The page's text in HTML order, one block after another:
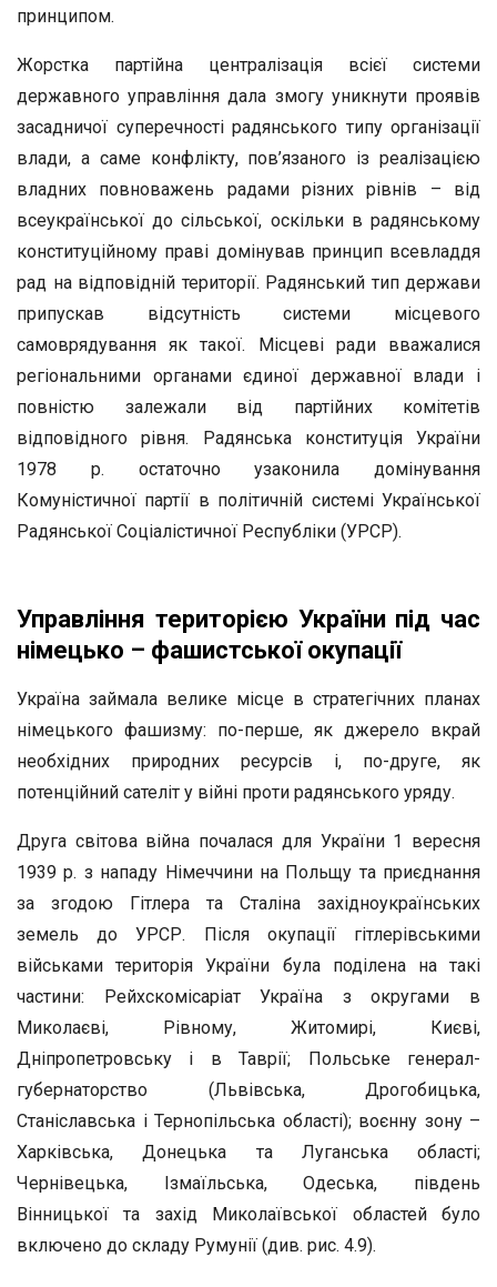
принципом.
Жорстка партійна централізація всієї системи
державного управління дала змогу уникнути проявів
засадничої суперечності радянського типу організації
влади, а саме конфлікту, пов’язаного із реалізацією
владних повноважень радами різних рівнів – від
всеукраїнської до сільської, оскільки в радянському
конституційному праві домінував принцип всевладдя
рад на відповідній території. Радянський тип держави
припускав відсутність системи місцевого
самоврядування як такої. Місцеві ради вважалися
регіональними органами єдиної державної влади і
повністю залежали від партійних комітетів
відповідного рівня. Радянська конституція України
1978 р. остаточно узаконила домінування
Комуністичної партії в політичній системі Української
Радянської Соціалістичної Республіки (УРСР).
Управління територією України під час
німецько – фашистської окупації
Україна займала велике місце в стратегічних планах
німецького фашизму: по-перше, як джерело вкрай
необхідних природних ресурсів і, по-друге, як
потенційний сателіт у війні проти радянського уряду.
Друга світова війна почалася для України 1 вересня
1939 р. з нападу Німеччини на Польщу та приєднання
за згодою Гітлера та Сталіна західноукраїнських
земель до УРСР. Після окупації гітлерівськими
військами територія України була поділена на такі
частини: Рейхскомісаріат Україна з округами в
Миколаєві, Рівному, Житомирі, Києві,
Дніпропетровську і в Таврії; Польське генерал-
губернаторство (Львівська, Дрогобицька,
Станіславська і Тернопільська області); воєнну зону –
Харківська, Донецька та Луганська області;
Чернівецька, Ізмаїльська, Одеська, південь
Вінницької та захід Миколаївської областей було
включено до складу Румунії (див. рис. 4.9).